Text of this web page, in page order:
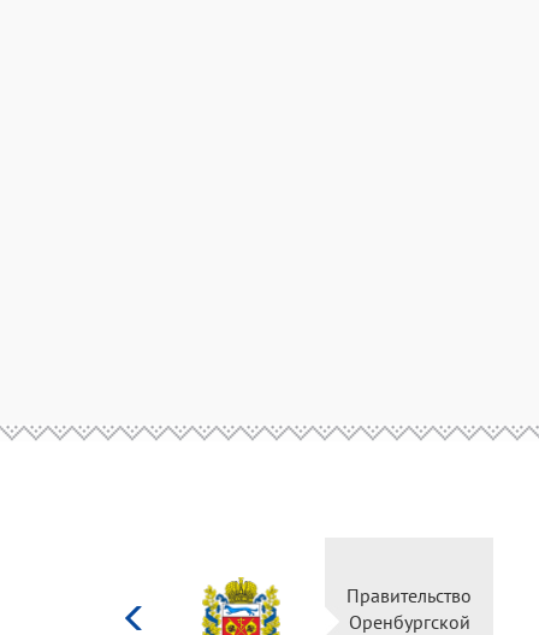
Правительство
Оренбургской